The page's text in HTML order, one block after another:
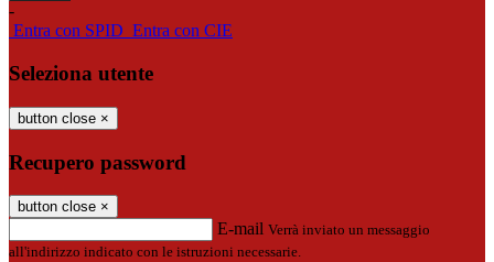
-
Entra con SPID Entra con CIE
Seleziona utente
button close ×
Recupero password
button close ×
E-mail Verrà inviato un messaggio
all'indirizzo indicato con le istruzioni necessarie.